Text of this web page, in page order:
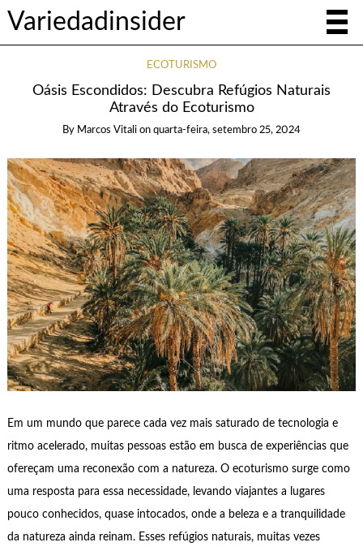
Variedadinsider
ECOTURISMO
Oásis Escondidos: Descubra Refúgios Naturais
Através do Ecoturismo
By Marcos Vitali on quarta-feira, setembro 25, 2024
Em um mundo que parece cada vez mais saturado de tecnologia e
ritmo acelerado, muitas pessoas estão em busca de experiências que
ofereçam uma reconexão com a natureza. O ecoturismo surge como
uma resposta para essa necessidade, levando viajantes a lugares
pouco conhecidos, quase intocados, onde a beleza e a tranquilidade
da natureza ainda reinam. Esses refúgios naturais, muitas vezes